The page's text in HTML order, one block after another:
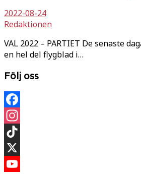
2022-08-24
Redaktionen
VAL 2022 – PARTIET De senaste
en hel del flygblad i…
Följ oss
Facebook
Instagram
TikTok
X